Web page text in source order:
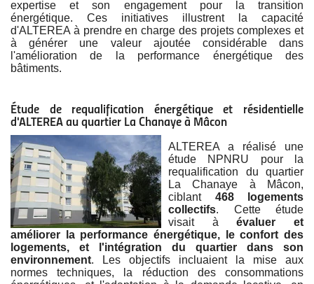
expertise et son engagement pour la transition
énergétique. Ces initiatives illustrent la capacité
d'ALTEREA à prendre en charge des projets complexes et
à générer une valeur ajoutée considérable dans
l'amélioration de la performance énergétique des
bâtiments.
Étude de requalification énergétique et résidentielle
d'ALTEREA au quartier La Chanaye à Mâcon
ALTEREA a réalisé une
étude NPNRU pour la
requalification du quartier
La Chanaye à Mâcon,
ciblant 468 logements
collectifs. Cette étude
visait àévaluer et
améliorer la performance énergétique, le confort des
logements, et l'intégration du quartier dans son
environnement. Les objectifs incluaient la mise aux
normes techniques, la réduction des consommations